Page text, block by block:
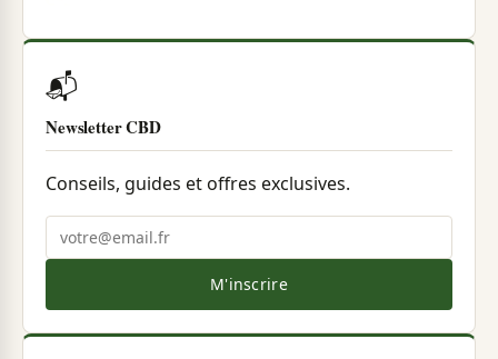
📬
Newsletter CBD
Conseils, guides et offres exclusives.
M'inscrire